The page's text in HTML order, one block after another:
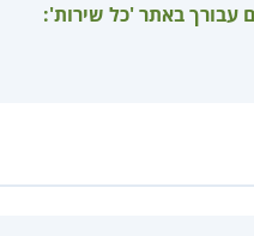
עבורך באתר 'כל שירות':